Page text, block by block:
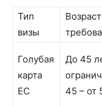
Тип
визы
Голубая
карта
ЕС
До 45
45 – от